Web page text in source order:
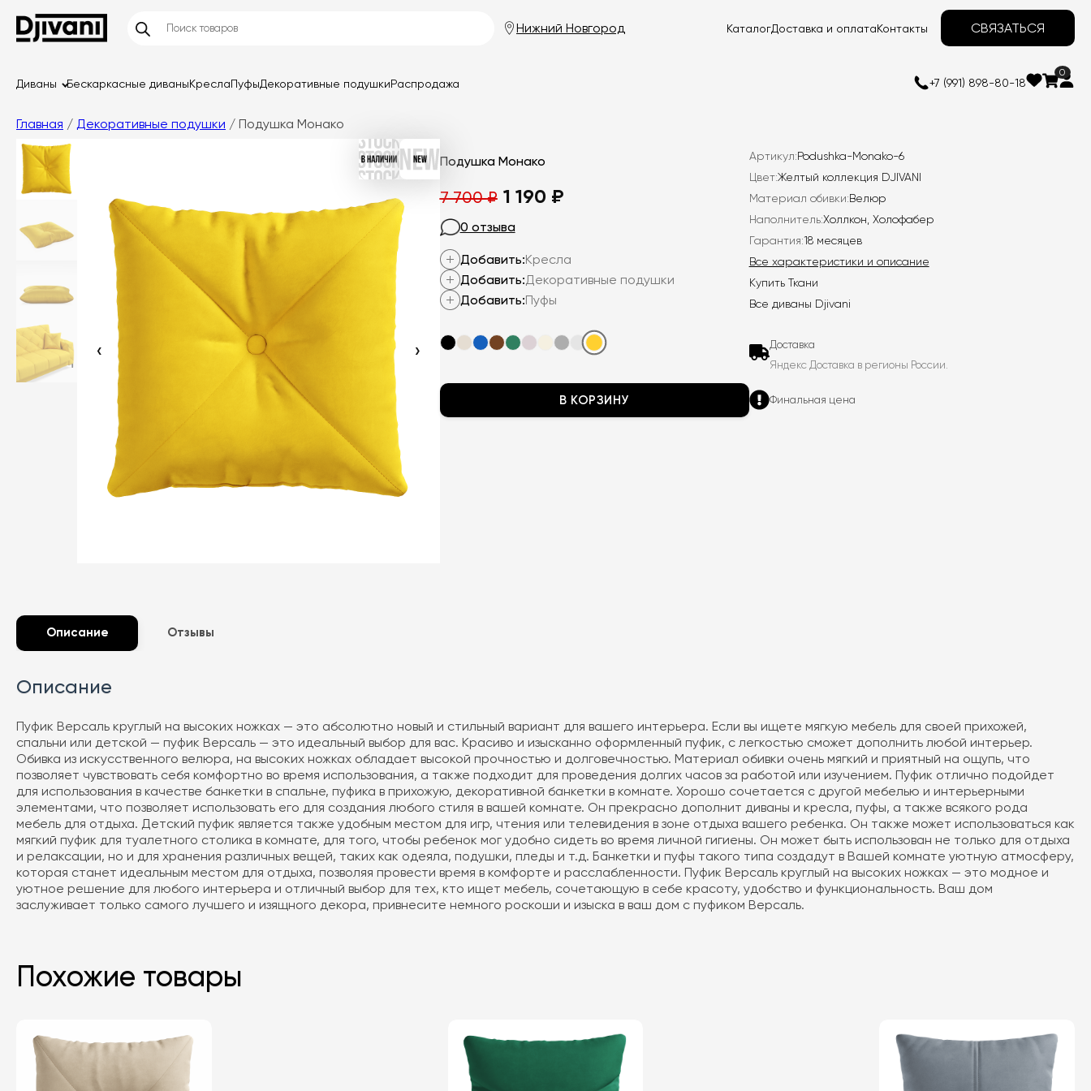
Нижний Новгород КаталогДоставка и оплатаКонтакты СВЯЗАТЬСЯ
Диваны Бескаркасные диваныКреслаПуфыДекоративные подушкиРаспродажа +7 (991) 898-80-18
0
Главная / Декоративные подушки / Подушка Монако
‹ ›
Подушка Монако
7 700₽ Первоначальная
цена
7
700
1 190 ₽Текущая
190
0 отзыва
Добавить:Кресла
Добавить:Декоративные подушки
Добавить:Пуфы
В КОРЗИНУ
Артикул:Podushka-Monako-6
Цвет:Желтый коллекция DJIVANI
Материал обивки:Велюр
Наполнитель:Холлкон, Холофабер
Гарантия:18 месяцев
Все характеристики и описание
Купить Ткани
Все диваны Djivani
Доставка
Яндекс Доставка в регионы России.
Финальная цена
Описание Отзывы
Описание
Пуфик Версаль круглый на высоких ножках — это абсолютно новый и стильный вариант для вашего интерьера. Если вы ищете мягкую мебель для своей прихожей,
спальни или детской — пуфик Версаль — это идеальный выбор для вас. Красиво и изысканно оформленный пуфик, с легкостью сможет дополнить любой интерьер.
Обивка из искусственного велюра, на высоких ножках обладает высокой прочностью и долговечностью. Материал обивки очень мягкий и приятный на ощупь, что
позволяет чувствовать себя комфортно во время использования, а также подходит для проведения долгих часов за работой или изучением. Пуфик отлично подойдет
для использования в качестве банкетки в спальне, пуфика в прихожую, декоративной банкетки в комнате. Хорошо сочетается с другой мебелью и интерьерными
элементами, что позволяет использовать его для создания любого стиля в вашей комнате. Он прекрасно дополнит диваны и кресла, пуфы, а также всякого рода
мебель для отдыха. Детский пуфик является также удобным местом для игр, чтения или телевидения в зоне отдыха вашего ребенка. Он также может использоваться как
мягкий пуфик для туалетного столика в комнате, для того, чтобы ребенок мог удобно сидеть во время личной гигиены. Он может быть использован не только для отдыха
и релаксации, но и для хранения различных вещей, таких как одеяла, подушки, пледы и т.д. Банкетки и пуфы такого типа создадут в Вашей комнате уютную атмосферу,
которая станет идеальным местом для отдыха, позволяя провести время в комфорте и расслабленности. Пуфик Версаль круглый на высоких ножках — это модное и
уютное решение для любого интерьера и отличный выбор для тех, кто ищет мебель, сочетающую в себе красоту, удобство и функциональность. Ваш дом
заслуживает только самого лучшего и изящного декора, привнесите немного роскоши и изыска в ваш дом с пуфиком Версаль.
Похожие товары